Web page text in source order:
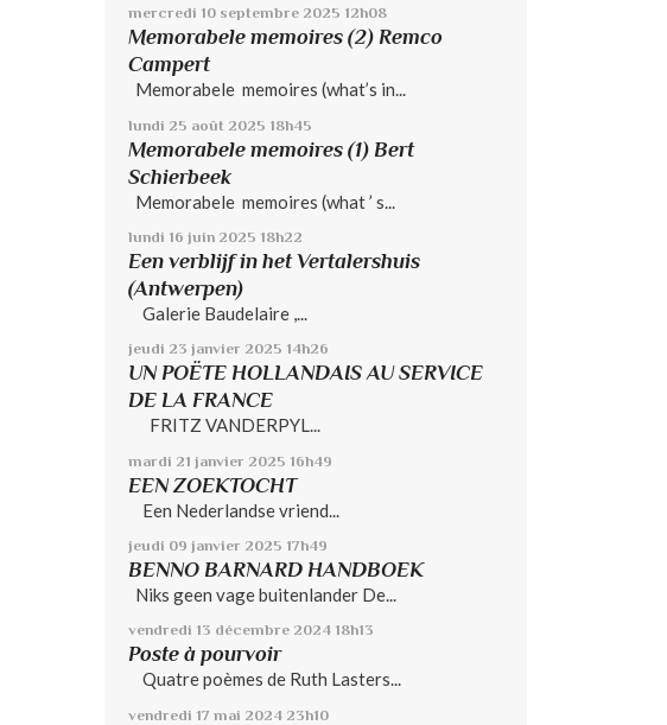
mercredi 10 septembre 2025 12h08
Memorabele memoires (2) Remco
Campert
Memorabele memoires (what’s in...
lundi 25 août 2025 18h45
Memorabele memoires (1) Bert
Schierbeek
Memorabele memoires (what ’ s...
lundi 16 juin 2025 18h22
Een verblijf in het Vertalershuis
(Antwerpen)
Galerie Baudelaire ,...
jeudi 23 janvier 2025 14h26
UN POËTE HOLLANDAIS AU SERVICE
DE LA FRANCE
FRITZ VANDERPYL...
mardi 21 janvier 2025 16h49
EEN ZOEKTOCHT
Een Nederlandse vriend...
jeudi 09 janvier 2025 17h49
BENNO BARNARD HANDBOEK
Niks geen vage buitenlander De...
vendredi 13 décembre 2024 18h13
Poste à pourvoir
Quatre poèmes de Ruth Lasters...
vendredi 17 mai 2024 23h10